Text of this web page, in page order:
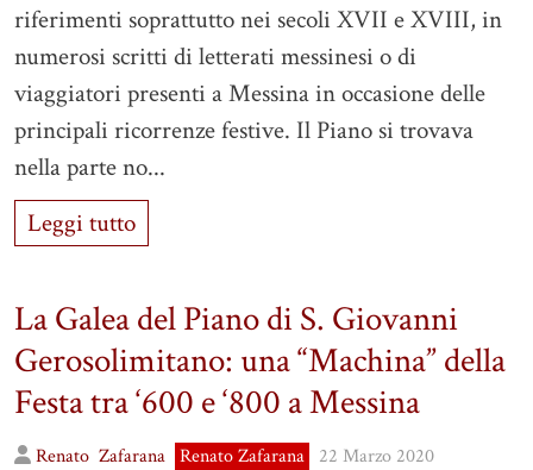
riferimenti soprattutto nei secoli XVII e XVIII, in
numerosi scritti di letterati messinesi o di
viaggiatori presenti a Messina in occasione delle
principali ricorrenze festive. Il Piano si trovava
nella parte no...
Leggi tutto
La Galea del Piano di S. Giovanni
Gerosolimitano: una “Machina” della
Festa tra ‘600 e ‘800 a Messina
Renato Zafarana Renato Zafarana
22 Marzo 2020